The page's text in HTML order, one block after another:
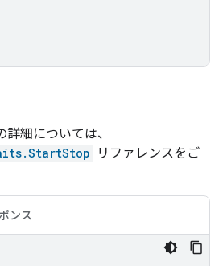
細については、
リファレンスをご
ンス